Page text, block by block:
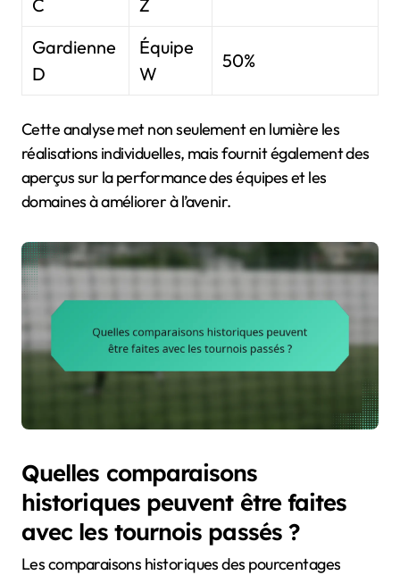
C Z
Gardienne
D
Équipe
W
50%
Cette analyse met non seulement en lumière les
réalisations individuelles, mais fournit également des
aperçus sur la performance des équipes et les
domaines à améliorer à l’avenir.
Quelles comparaisons
historiques peuvent être faites
avec les tournois passés ?
Les comparaisons historiques des pourcentages